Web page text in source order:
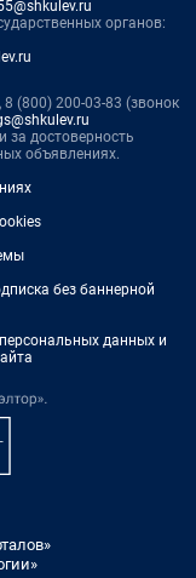
органов:
(800) 200-03-83 (звонок
за достоверность
объявлениях.
без баннерной
данных и